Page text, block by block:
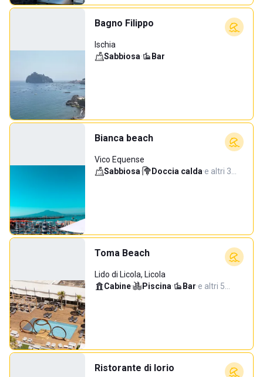
Bagno Filippo
Ischia
Sabbiosa· Bar
Bianca beach
Vico Equense
Sabbiosa· Doccia calda·e altri 3…
Toma Beach
Lido di Licola, Licola
Cabine· Piscina· Bar·e altri 5…
Ristorante di Iorio